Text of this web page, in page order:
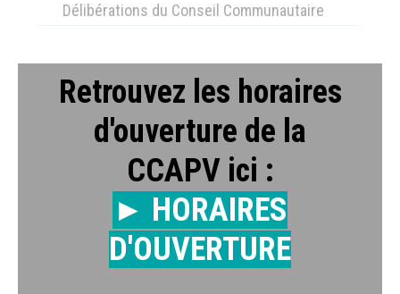
Délibérations du Conseil Communautaire
Retrouvez les horaires
d'ouverture de la
CCAPV ici :
► HORAIRES
D'OUVERTURE